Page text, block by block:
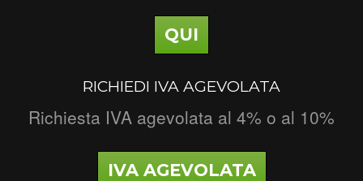
QUI
RICHIEDI IVA AGEVOLATA
Richiesta IVA agevolata al 4% o al 10%
IVA AGEVOLATA